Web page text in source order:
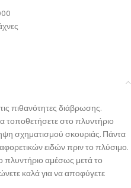
πιθανότητες διάβρωσης.
τοποθετήσετε στο πλυντήριο
σχηματισμού σκουριάς. Πάντα
ειδών πριν το πλύσιμο.
πλυντήριο αμέσως μετά το
καλά για να αποφύγετε